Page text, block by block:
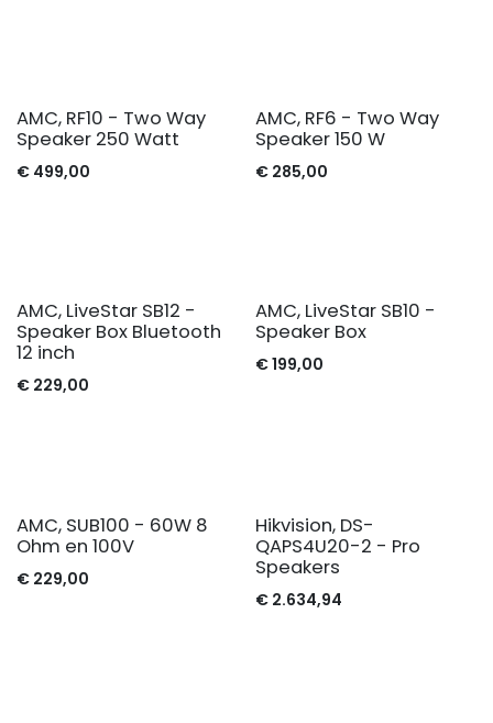
AMC, RF10 - Two Way
Speaker 250 Watt
€ 499,00
AMC, RF6 - Two Way
Speaker 150 W
€ 285,00
AMC, LiveStar SB12 -
Speaker Box Bluetooth
12 inch
€ 229,00
AMC, LiveStar SB10 -
Speaker Box
€199,00
AMC, SUB100 - 60W 8
Ohm en 100V
€ 229,00
Hikvision, DS-
QAPS4U20-2 - Pro
Speakers
€ 2.634,94